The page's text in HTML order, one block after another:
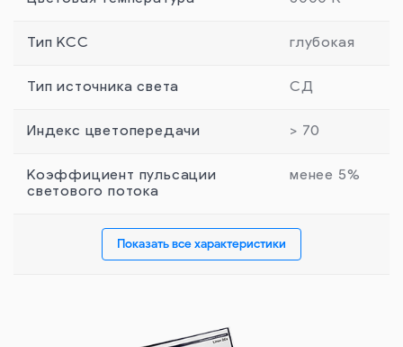
Тип КСС глубокая
Тип источника света СД
Индекс цветопередачи > 70
Коэффициент пульсации
светового потока
менее 5%
Показать все характеристики